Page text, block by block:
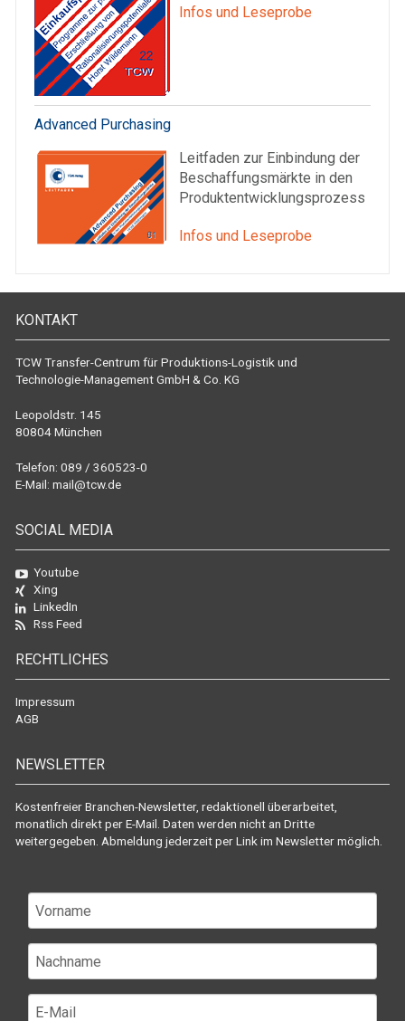
Infos und Leseprobe
Advanced Purchasing
Leitfaden zur Einbindung der
Beschaffungsmärkte in den
Produktentwicklungsprozess
Infos und Leseprobe
KONTAKT
TCW Transfer-Centrum für Produktions-Logistik und
Technologie-Management GmbH & Co. KG
Leopoldstr. 145
80804 München
Telefon: 089 / 360523-0
E-Mail: mail@tcw.de
SOCIAL MEDIA
Youtube
Xing
LinkedIn
Rss Feed
RECHTLICHES
Impressum
AGB
NEWSLETTER
Kostenfreier Branchen-Newsletter, redaktionell überarbeitet,
monatlich direkt per E-Mail. Daten werden nicht an Dritte
weitergegeben. Abmeldung jederzeit per Link im Newsletter möglich.